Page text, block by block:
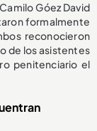
Góez David
formalmente
reconocieron
de los asistentes
penitenciario el